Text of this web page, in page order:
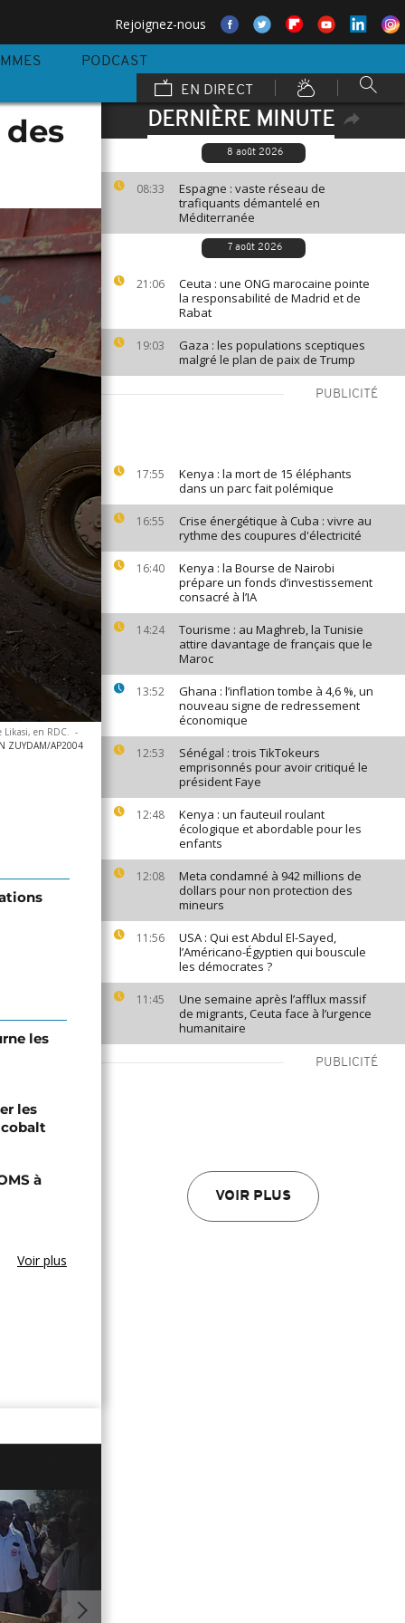
Rejoignez-nous
PODCAST
EN DIRECT
DERNIÈRE MINUTE
8 août 2026
08:33
Espagne : vaste réseau de
trafiquants démantelé en
Méditerranée
7 août 2026
21:06
Ceuta : une ONG marocaine pointe
la responsabilité de Madrid et de
Rabat
19:03
Gaza : les populations sceptiques
malgré le plan de paix de Trump
PUBLICITÉ
17:55
Kenya : la mort de 15 éléphants
dans un parc fait polémique
16:55
Crise énergétique à Cuba : vivre au
rythme des coupures d'électricité
16:40
Kenya : la Bourse de Nairobi
prépare un fonds d’investissement
consacré à l’IA
14:24
Tourisme : au Maghreb, la Tunisie
attire davantage de français que le
Maroc
13:52
Ghana : l’inflation tombe à 4,6 %, un
nouveau signe de redressement
économique
12:53
Sénégal : trois TikTokeurs
emprisonnés pour avoir critiqué le
président Faye
12:48
Kenya : un fauteuil roulant
écologique et abordable pour les
enfants
12:08
Meta condamné à 942 millions de
dollars pour non protection des
mineurs
11:56
USA : Qui est Abdul El-Sayed,
l’Américano-Égyptien qui bouscule
les démocrates ?
11:45
Une semaine après l’afflux massif
de migrants, Ceuta face à l’urgence
humanitaire
PUBLICITÉ
VOIR PLUS
en RDC. -
ZUYDAM/AP2004
les
les
à
Voir plus